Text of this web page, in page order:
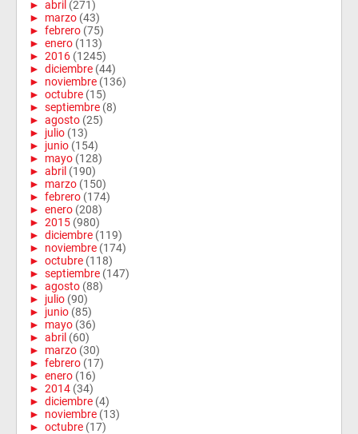
► abril (271)
► marzo (43)
► febrero (75)
► enero (113)
► 2016 (1245)
► diciembre (44)
► noviembre (136)
► octubre (15)
► septiembre (8)
► agosto (25)
► julio (13)
► junio (154)
► mayo (128)
► abril (190)
► marzo (150)
► febrero (174)
► enero (208)
► 2015 (980)
► diciembre (119)
► noviembre (174)
► octubre (118)
► septiembre (147)
► agosto (88)
► julio (90)
► junio (85)
► mayo (36)
► abril (60)
► marzo (30)
► febrero (17)
► enero (16)
► 2014 (34)
► diciembre (4)
► noviembre (13)
► octubre (17)